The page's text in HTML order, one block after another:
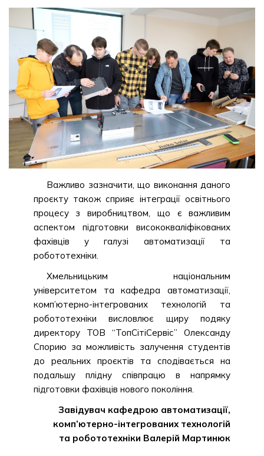
Важливо зазначити, що виконання даного
проєкту також сприяє інтеграції освітнього
процесу з виробництвом, що є важливим
аспектом підготовки висококваліфікованих
фахівців у галузі автоматизації та
робототехніки.
Хмельницьким національним
університетом та кафедра автоматизації,
комп’ютерно-інтегрованих технологій та
робототехніки висловлює щиру подяку
директору ТОВ “ТопСітіСервіс” Олександу
Спорию за можливість залучення студентів
до реальних проєктів та сподівається на
подальшу плідну співпрацю в напрямку
підготовки фахівців нового покоління.
Завідувач кафедрою автоматизації,
комп’ютерно-інтегрованих технологій
та робототехніки Валерій Мартинюк